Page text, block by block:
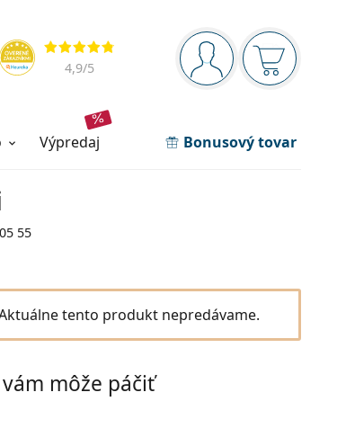
Navigačný panel
ste prihláseníNákupný
Hodnotenia
4,9/5
výpredaj Bonusový tovar
55
tento produkt nepredávame.
môže páčiť